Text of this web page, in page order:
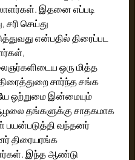
இதனை எப்படி
சரி செய்து
என்பதில் திரைப்பட
ஒரு மித்த
சார்ந்த சங்க
ஒற்றுமை இன்மையும்
தங்களுக்கு சாதகமாக
பயன்படுத்தி வந்தனர்
திரையரங்க
இந்த ஆண்டு